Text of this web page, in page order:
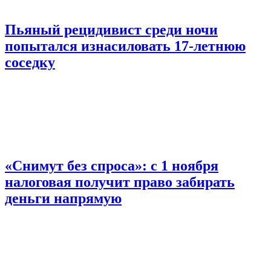
Пьяный рецидивист среди ночи
попытался изнасиловать 17-летнюю
соседку
«Снимут без спроса»: с 1 ноября
налоговая получит право забирать
деньги напрямую